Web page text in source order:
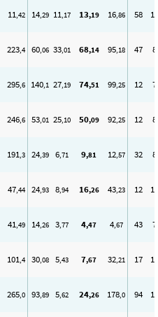
11,42 14,29 11,17 13,19 16,86 58 16
223,4 60,06 33,01 68,14 95,18 47 8
295,6 140,1 27,19 74,51 99,25 12 7
246,6 53,01 25,10 50,09 92,25 12 8
191,3 24,39 6,71 9,81 12,57 32 8
47,44 24,93 8,94 16,26 43,23 12 10
41,49 14,26 3,77 4,47 4,67 43 7
101,4 30,08 5,43 7,67 32,21 17 12
265,0 93,89 5,62 24,26 178,0 94 12